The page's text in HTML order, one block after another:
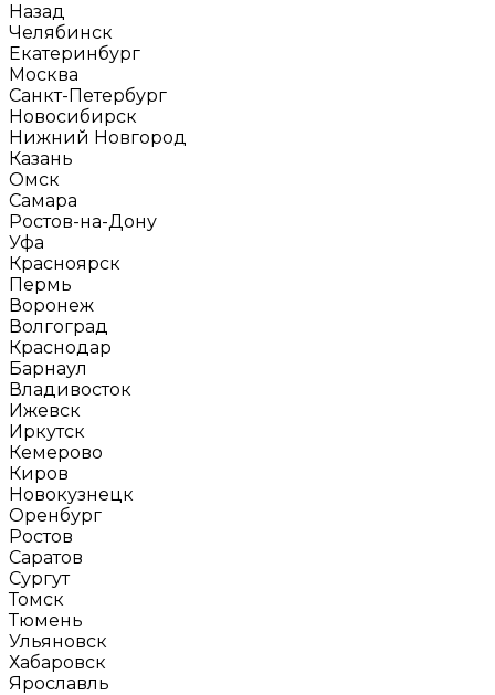
Назад
Челябинск
Екатеринбург
Москва
Санкт-Петербург
Новосибирск
Нижний Новгород
Казань
Омск
Самара
Ростов-на-Дону
Уфа
Красноярск
Пермь
Воронеж
Волгоград
Краснодар
Барнаул
Владивосток
Ижевск
Иркутск
Кемерово
Киров
Новокузнецк
Оренбург
Ростов
Саратов
Сургут
Томск
Тюмень
Ульяновск
Хабаровск
Ярославль